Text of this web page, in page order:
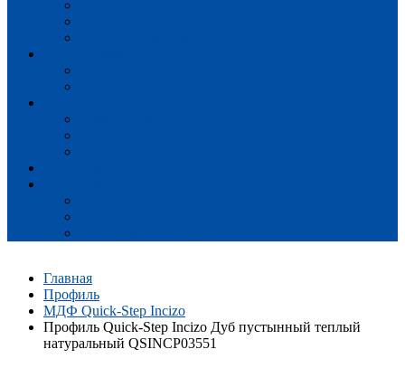
Главная
Профиль
МДФ Quick-Step Incizo
Профиль Quick-Step Incizo Дуб пустынный теплый
натуральный QSINCP03551